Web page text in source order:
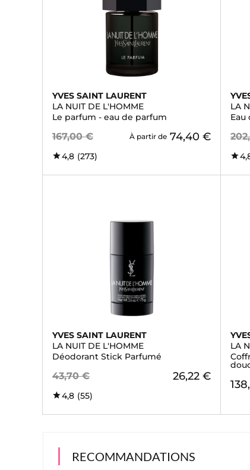
YVES SAINT LAURENT
LA NUIT DE L'HOMME
Le parfum - eau de parfum
167,00 € À partir de 74,40 €
4,8 (273)
LA
Eau
YVES SAINT LAURENT
LA NUIT DE L'HOMME
Déodorant Stick Parfumé
43,70 € 26,22 €
4,8 (55)
LA
RECOMMANDATIONS